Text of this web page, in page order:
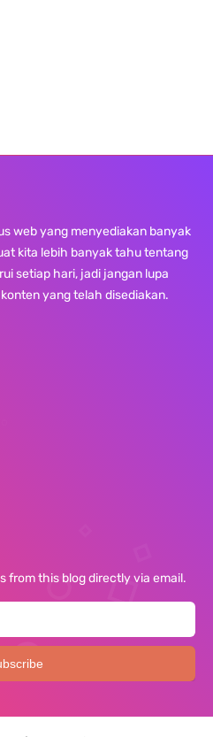
web yang menyediakan banyak
kita lebih banyak tahu tentang
setiap hari, jadi jangan lupa
yang telah disediakan.
from this blog directly via email.